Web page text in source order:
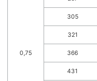
0,75
305
321
366
431